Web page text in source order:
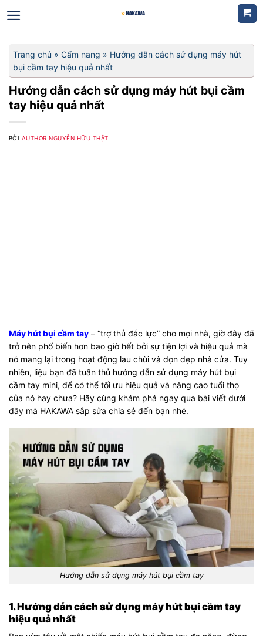
qua
Trang chủ » Cẩm nang » Hướng dẫn cách sử dụng máy hút
bụi cầm tay hiệu quả nhất
Hướng dẫn cách sử dụng máy hút bụi cầm
tay hiệu quả nhất
BỞI AUTHOR NGUYỄN HỮU THẬT
Máy hút bụi cầm tay – “trợ thủ đắc lực” cho mọi nhà, giờ đây đã
trở nên phổ biến hơn bao giờ hết bởi sự tiện lợi và hiệu quả mà
nó mang lại trong hoạt động lau chùi và dọn dẹp nhà cửa. Tuy
nhiên, liệu bạn đã tuân thủ hướng dẫn sử dụng máy hút bụi
cầm tay mini, để có thể tối ưu hiệu quả và nâng cao tuổi thọ
của nó hay chưa? Hãy cùng khám phá ngay qua bài viết dưới
đây mà HAKAWA sắp sửa chia sẻ đến bạn nhé.
Hướng dẫn sử dụng máy hút bụi cầm tay
1. Hướng dẫn cách sử dụng máy hút bụi cầm tay
hiệu quả nhất